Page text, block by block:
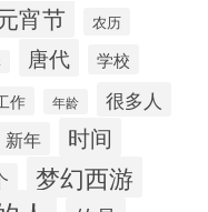
宵节 农历
唐代 学校
作 年龄 很多人
新年 时间
梦幻西游